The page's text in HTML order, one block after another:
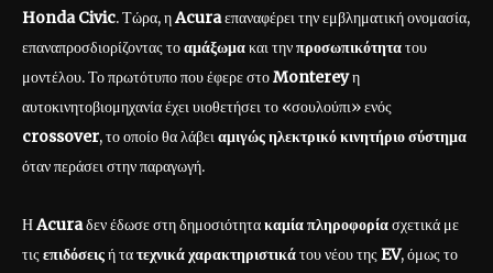
Honda Civic. Τώρα, ηAcuraεπαναφέρει την εμβληματική ονομασία,
επαναπροσδιορίζοντας τοαμάξωμακαι τηνπροσωπικότητατου
μοντέλου. Το πρωτότυπο που έφερε στοMontereyη
αυτοκινητοβιομηχανία έχει υιοθετήσει το «σουλούπι» ενός
crossover, το οποίο θα λάβειαμιγώς ηλεκτρικό κινητήριο σύστημα
όταν περάσει στην παραγωγή.
ΗAcuraδεν έδωσε στη δημοσιότητακαμία πληροφορίασχετικά με
τις επιδόσειςή τατεχνικά χαρακτηριστικάτου νέου της EV, όμως το